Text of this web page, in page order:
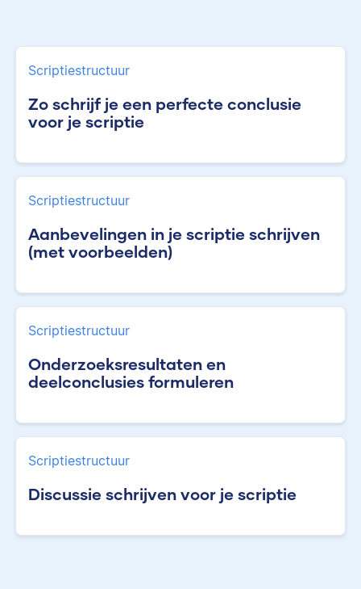
Scriptiestructuur
Zo schrijf je een perfecte conclusie
voor je scriptie
Scriptiestructuur
Aanbevelingen in je scriptie schrijven
(met voorbeelden)
Scriptiestructuur
Onderzoeksresultaten en
deelconclusies formuleren
Scriptiestructuur
Discussie schrijven voor je scriptie